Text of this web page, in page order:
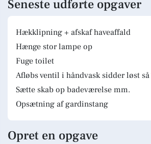
Seneste udførte opgaver
Hækklipning + afskaf haveaffald
Hænge stor lampe op
Fuge toilet
Afløbs ventil i håndvask sidder løst
Sætte skab op badeværelse mm.
Opsætning af gardinstang
Opret en opgave